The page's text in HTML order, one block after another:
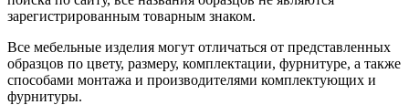
зарегистрированным товарным знаком.
Все мебельные изделия могут отличаться от представленных
образцов по цвету, размеру, комплектации, фурнитуре, а также
способами монтажа и производителями комплектующих и
фурнитуры.